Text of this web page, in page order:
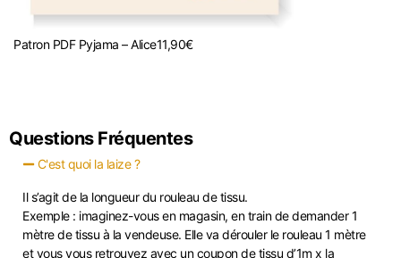
Patron PDF Pyjama – Alice11,90€
Questions Fréquentes
C'est quoi la laize ?
Il s’agit de la longueur du rouleau de tissu.
Exemple : imaginez-vous en magasin, en train de demander 1
mètre de tissu à la vendeuse. Elle va dérouler le rouleau 1 mètre
et vous vous retrouvez avec un coupon de tissu d’1m x la